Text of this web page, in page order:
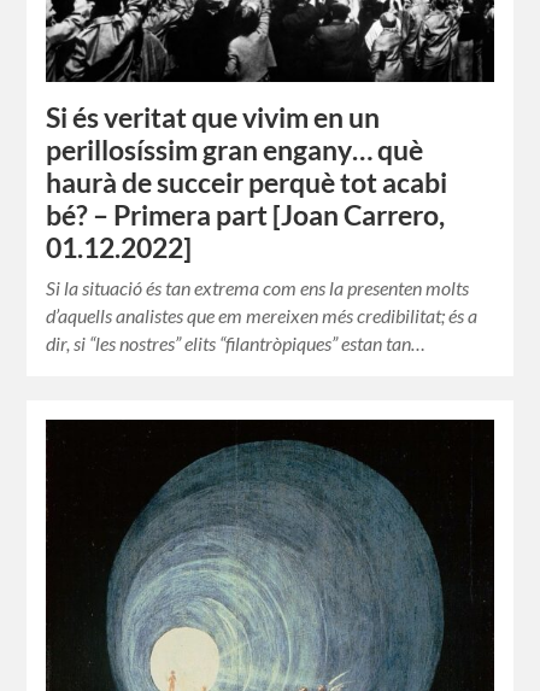
Si és veritat que vivim en un
perillosíssim gran engany… què
haurà de succeir perquè tot acabi
bé? – Primera part [Joan Carrero,
01.12.2022]
Si la situació és tan extrema com ens la presenten molts
d’aquells analistes que em mereixen més credibilitat; és a
dir, si “les nostres” elits “filantròpiques” estan tan…